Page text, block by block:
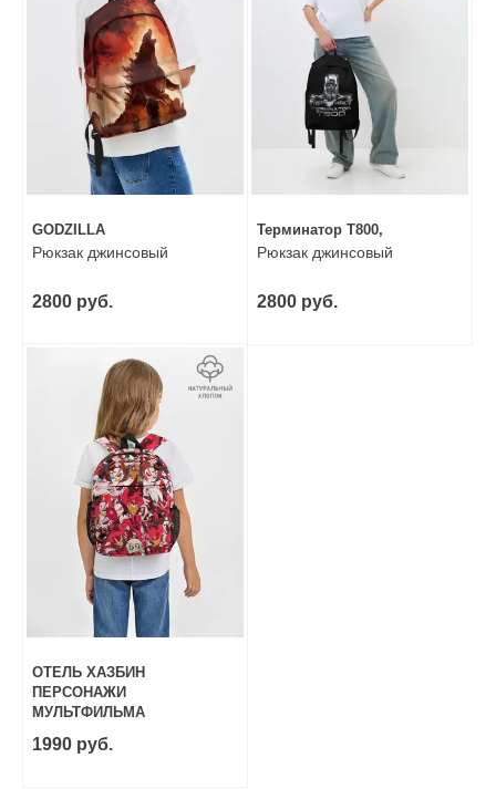
GODZILLA
Рюкзак джинсовый
2800 руб.
Терминатор Т800,
Рюкзак джинсовый
2800 руб.
ОТЕЛЬ ХАЗБИН
ПЕРСОНАЖИ
МУЛЬТФИЛЬМА
Рюкзак детский
1990 руб.